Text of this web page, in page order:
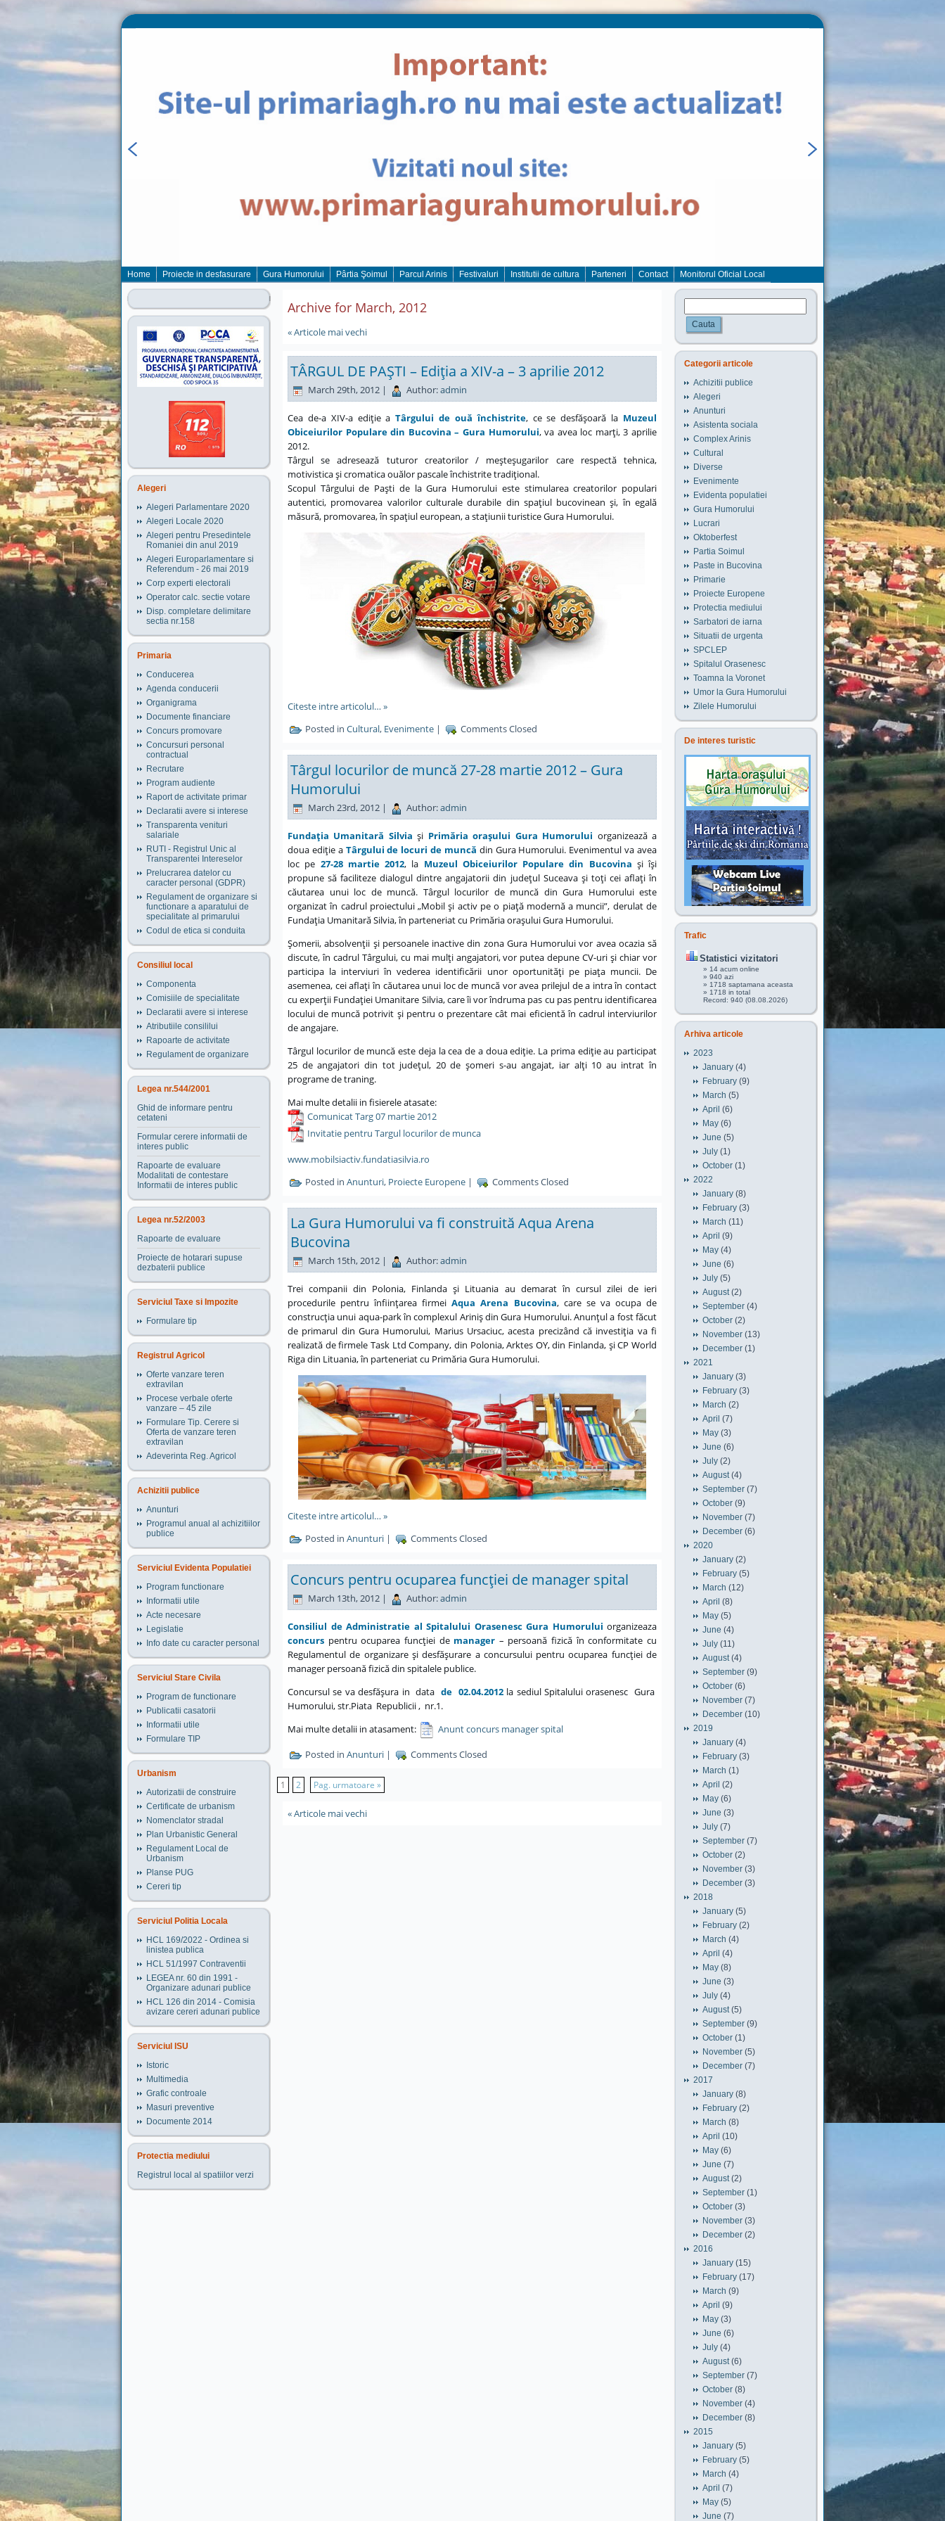
Home Proiecte in desfasurare Gura Humorului Pârtia Şoimul Parcul Arinis Festivaluri Institutii de cultura Parteneri Contact Monitorul Oficial Local
Alegeri
Alegeri Parlamentare 2020
Alegeri Locale 2020
Alegeri pentru Presedintele
Romaniei din anul 2019
Alegeri Europarlamentare si
Referendum - 26 mai 2019
Corp experti electorali
Operator calc. sectie votare
Disp. completare delimitare
sectia nr.158
Primaria
Conducerea
Agenda conducerii
Organigrama
Documente financiare
Concurs promovare
Concursuri personal
contractual
Recrutare
Program audiente
Raport de activitate primar
Declaratii avere si interese
Transparenta venituri
salariale
RUTI - Registrul Unic al
Transparentei Intereselor
Prelucrarea datelor cu
caracter personal (GDPR)
Regulament de organizare si
functionare a aparatului de
specialitate al primarului
Codul de etica si conduita
Consiliul local
Componenta
Comisiile de specialitate
Declaratii avere si interese
Atributiile consililui
Rapoarte de activitate
Regulament de organizare
Legea nr.544/2001
Ghid de informare pentru
cetateni
Formular cerere informatii de
interes public
Rapoarte de evaluare
Modalitati de contestare
Informatii de interes public
Legea nr.52/2003
Rapoarte de evaluare
Proiecte de hotarari supuse
dezbaterii publice
Serviciul Taxe si Impozite
Formulare tip
Registrul Agricol
Oferte vanzare teren
extravilan
Procese verbale oferte
vanzare – 45 zile
Formulare Tip. Cerere si
Oferta de vanzare teren
extravilan
Adeverinta Reg. Agricol
Achizitii publice
Anunturi
Programul anual al achizitiilor
publice
Serviciul Evidenta Populatiei
Program functionare
Informatii utile
Acte necesare
Legislatie
Info date cu caracter personal
Serviciul Stare Civila
Program de functionare
Publicatii casatorii
Informatii utile
Formulare TIP
Urbanism
Autorizatii de construire
Certificate de urbanism
Nomenclator stradal
Plan Urbanistic General
Regulament Local de
Urbanism
Planse PUG
Cereri tip
Serviciul Politia Locala
HCL 169/2022 - Ordinea si
linistea publica
HCL 51/1997 Contraventii
LEGEA nr. 60 din 1991 -
Organizare adunari publice
HCL 126 din 2014 - Comisia
avizare cereri adunari publice
Serviciul ISU
Istoric
Multimedia
Grafic controale
Masuri preventive
Documente 2014
Protectia mediului
Registrul local al spatiilor verzi
Archive for March, 2012
« Articole mai vechi
TÂRGUL DE PAŞTI – Ediţia a XIV-a – 3 aprilie 2012
March 29th, 2012 | Author:admin
Cea de-a XIV-a ediţie aTârgului de ouă închistrite, ce se desfăşoară la Muzeul
Obiceiurilor Populare din Bucovina – Gura Humorului, va avea loc marţi, 3 aprilie
2012.
Târgul se adresează tuturor creatorilor / meşteşugarilor care respectă tehnica,
motivistica şi cromatica ouălor pascale închistrite tradiţional.
Scopul Târgului de Paşti de la Gura Humorului este stimularea creatorilor populari
autentici, promovarea valorilor culturale durabile din spaţiul bucovinean şi, în egală
măsură, promovarea, în spaţiul european, a staţiunii turistice Gura Humorului.
Citeste intre articolul… »
Posted in Cultural, Evenimente | Comments Closed
Târgul locurilor de muncă 27-28 martie 2012 – Gura
Humorului
March 23rd, 2012 | Author:admin
Fundaţia Umanitară Silvia şi Primăria oraşului Gura Humorului organizează a
doua ediţie a Târgului de locuri de muncă din Gura Humorului. Evenimentul va avea
loc pe 27-28 martie 2012, la Muzeul Obiceiurilor Populare din Bucovina şi îşi
propune să faciliteze dialogul dintre angajatorii din judeţul Suceava şi toţi cei aflaţi în
căutarea unui loc de muncă. Târgul locurilor de muncă din Gura Humorului este
organizat în cadrul proiectului „Mobil şi activ pe o piaţă modernă a muncii”, derulat de
Fundaţia Umanitară Silvia, în parteneriat cu Primăria oraşului Gura Humorului.
Şomerii, absolvenţii şi persoanele inactive din zona Gura Humorului vor avea ocazia să
discute, în cadrul Târgului, cu mai mulţi angajatori, vor putea depune CV-uri şi chiar vor
participa la interviuri în vederea identificării unor oportunităţi pe piaţa muncii. De
asemenea, cei aflaţi în căutarea unui loc de muncă vor avea prilejul de a intra în contact
cu experţii Fundaţiei Umanitare Silvia, care îi vor îndruma pas cu pas pentru identificarea
locului de muncă potrivit şi pentru o prezentare cât mai eficientă în cadrul interviurilor
de angajare.
Târgul locurilor de muncă este deja la cea de a doua ediţie. La prima ediţie au participat
25 de angajatori din tot judeţul, 20 de şomeri s-au angajat, iar alţi 10 au intrat în
programe de traning.
Mai multe detalii in fisierele atasate:
Comunicat Targ 07 martie 2012
Invitatie pentru Targul locurilor de munca
www.mobilsiactiv.fundatiasilvia.ro
Posted in Anunturi, Proiecte Europene | Comments Closed
La Gura Humorului va fi construită Aqua Arena
Bucovina
March 15th, 2012 | Author:admin
Trei companii din Polonia, Finlanda şi Lituania au demarat în cursul zilei de ieri
procedurile pentru înfiinţarea firmeiAqua Arena Bucovina, care se va ocupa de
construcţia unui aqua-park în complexul Ariniş din Gura Humorului. Anunţul a fost făcut
de primarul din Gura Humorului, Marius Ursaciuc, acesta precizând că investiţia va fi
realizată de firmele Task Ltd Company, din Polonia, Arktes OY, din Finlanda, şi CP World
Riga din Lituania, în parteneriat cu Primăria Gura Humorului.
Citeste intre articolul… »
Posted in Anunturi | Comments Closed
Concurs pentru ocuparea funcţiei de manager spital
March 13th, 2012 | Author:admin
Consiliul de Administratie al Spitalului Orasenesc Gura Humorului organizeaza
concurs pentru ocuparea funcţiei de manager – persoană fizică în conformitate cu
Regulamentul de organizare şi desfăşurare a concursului pentru ocuparea funcţiei de
manager persoană fizică din spitalele publice.
Concursul se va desfăşura in data de 02.04.2012la sediul Spitalului orasenesc Gura
Humorului, str.Piata Republicii , nr.1.
Mai multe detalii in atasament:
Anunt concurs manager spital
Posted in Anunturi | Comments Closed
1 2 Pag. urmatoare »
« Articole mai vechi
Cauta
Categorii articole
Achizitii publice
Alegeri
Anunturi
Asistenta sociala
Complex Arinis
Cultural
Diverse
Evenimente
Evidenta populatiei
Gura Humorului
Lucrari
Oktoberfest
Partia Soimul
Paste in Bucovina
Primarie
Proiecte Europene
Protectia mediului
Sarbatori de iarna
Situatii de urgenta
SPCLEP
Spitalul Orasenesc
Toamna la Voronet
Umor la Gura Humorului
Zilele Humorului
De interes turistic
Trafic
Statistici vizitatori
» 14 acum online
» 940 azi
» 1718 saptamana aceasta
» 1718 in total
Record: 940 (08.08.2026)
Arhiva articole
2023
January (4)
February (9)
March (5)
April (6)
May (6)
June (5)
July (1)
October (1)
2022
January (8)
February (3)
March (11)
April (9)
May (4)
June (6)
July (5)
August(2)
September (4)
October (2)
November (13)
December (1)
2021
January (3)
February (3)
March (2)
April (7)
May (3)
June (6)
July (2)
August(4)
September (7)
October (9)
November (7)
December (6)
2020
January (2)
February (5)
March (12)
April (8)
May (5)
June (4)
July (11)
August(4)
September (9)
October (6)
November (7)
December (10)
2019
January (4)
February (3)
March (1)
April (2)
May (6)
June (3)
July (7)
September (7)
October (2)
November (3)
December (3)
2018
January (5)
February (2)
March (4)
April (4)
May (8)
June (3)
July (4)
August(5)
September (9)
October (1)
November (5)
December (7)
2017
January (8)
February (2)
March (8)
April (10)
May (6)
June (7)
August(2)
September (1)
October (3)
November (3)
December (2)
2016
January (15)
February (17)
March (9)
April (9)
May (3)
June (6)
July (4)
August(6)
September (7)
October (8)
November (4)
December (8)
2015
January (5)
February (5)
March (4)
April (7)
May (5)
June (7)